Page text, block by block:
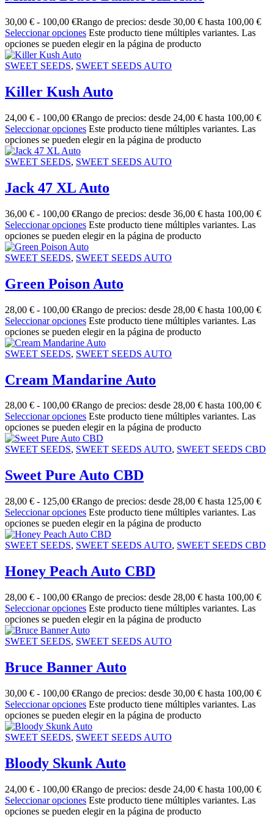
30,00 € - 100,00 €Rango de precios: desde 30,00 € hasta 100,00 €
Seleccionar opciones Este producto tiene múltiples variantes. Las
opciones se pueden elegir en la página de producto
SWEET SEEDS, SWEET SEEDS AUTO
Killer Kush Auto
24,00 € - 100,00 €Rango de precios: desde 24,00 € hasta 100,00 €
Seleccionar opciones Este producto tiene múltiples variantes. Las
opciones se pueden elegir en la página de producto
SWEET SEEDS, SWEET SEEDS AUTO
Jack 47 XL Auto
36,00 € - 100,00 €Rango de precios: desde 36,00 € hasta 100,00 €
Seleccionar opciones Este producto tiene múltiples variantes. Las
opciones se pueden elegir en la página de producto
SWEET SEEDS, SWEET SEEDS AUTO
Green Poison Auto
28,00 € - 100,00 €Rango de precios: desde 28,00 € hasta 100,00 €
Seleccionar opciones Este producto tiene múltiples variantes. Las
opciones se pueden elegir en la página de producto
SWEET SEEDS, SWEET SEEDS AUTO
Cream Mandarine Auto
28,00 € - 100,00 €Rango de precios: desde 28,00 € hasta 100,00 €
Seleccionar opciones Este producto tiene múltiples variantes. Las
opciones se pueden elegir en la página de producto
SWEET SEEDS, SWEET SEEDS AUTO, SWEET SEEDS CBD
Sweet Pure Auto CBD
28,00 € - 125,00 €Rango de precios: desde 28,00 € hasta 125,00 €
Seleccionar opciones Este producto tiene múltiples variantes. Las
opciones se pueden elegir en la página de producto
SWEET SEEDS, SWEET SEEDS AUTO, SWEET SEEDS CBD
Honey Peach Auto CBD
28,00 € - 100,00 €Rango de precios: desde 28,00 € hasta 100,00 €
Seleccionar opciones Este producto tiene múltiples variantes. Las
opciones se pueden elegir en la página de producto
SWEET SEEDS, SWEET SEEDS AUTO
Bruce Banner Auto
30,00 € - 100,00 €Rango de precios: desde 30,00 € hasta 100,00 €
Seleccionar opciones Este producto tiene múltiples variantes. Las
opciones se pueden elegir en la página de producto
SWEET SEEDS, SWEET SEEDS AUTO
Bloody Skunk Auto
24,00 € - 100,00 €Rango de precios: desde 24,00 € hasta 100,00 €
Seleccionar opciones Este producto tiene múltiples variantes. Las
opciones se pueden elegir en la página de producto